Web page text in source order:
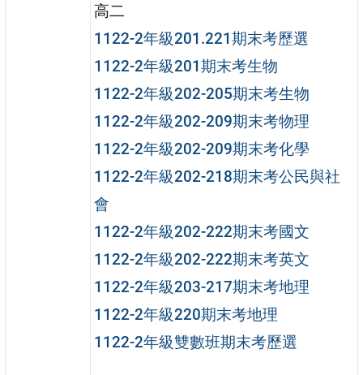
高二
1122-2年級201.221期末考歷選
1122-2年級201期末考生物
1122-2年級202-205期末考生物
1122-2年級202-209期末考物理
1122-2年級202-209期末考化學
1122-2年級202-218期末考公民與社
會
1122-2年級202-222期末考國文
1122-2年級202-222期末考英文
1122-2年級203-217期末考地理
1122-2年級220期末考地理
1122-2年級雙數班期末考歷選